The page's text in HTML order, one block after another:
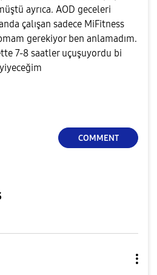
ayrıca. AOD geceleri
çalışan sadece MiFitness
gerekiyor ben anlamadım.
7-8 saatler uçuşuyordu bi
COMMENT